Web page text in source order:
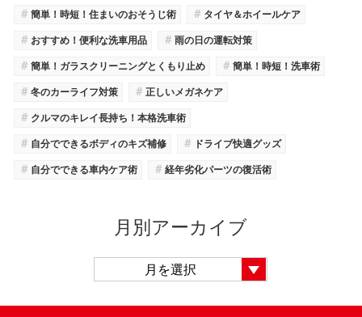
＃ 簡単！時短！住まいのおそうじ術 ＃ タイヤ＆ホイールケア
＃ おすすめ！便利な洗車用品 ＃ 雨の日の運転対策
＃ 簡単！ガラスクリーニングとくもり止め ＃ 簡単！時短！洗車術
＃ 冬のカーライフ対策 ＃ 正しいメガネケア
＃ クルマのキレイ長持ち！本格洗車術
＃ 自分でできるボディのキズ補修 ＃ ドライブ快適グッズ
＃ 自分でできる車内ケア術 ＃ 経年劣化パーツの復活術
月別アーカイブ